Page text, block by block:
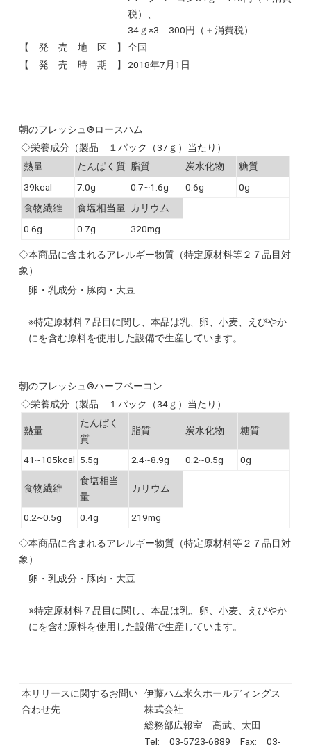
税）、
34ｇ×3 300円（＋消費税）
【 発 売 地 区 】
全国
【 発 売 時 期 】
2018年7月1日
朝のフレッシュ®ロースハム
◇栄養成分（製品 １パック（37ｇ）当たり）
熱量
たんぱく質 脂質 炭水化物
糖質
39kcal
7.0g 0.7~1.6g 0.6g
0g
食物繊維
食塩相当量 カリウム
0.6g
0.7g 320mg
◇本商品に含まれるアレルギー物質（特定原材料等２７品目対
象）
卵・乳成分・豚肉・大豆
※特定原材料７品目に関し、本品は乳、卵、小麦、えびやか
にを含む原料を使用した設備で生産しています。
朝のフレッシュ®ハーフベーコン
◇栄養成分（製品 １パック（34ｇ）当たり）
熱量
たんぱく
質
脂質 炭水化物 糖質
41~105kcal 5.5g 2.4~8.9g 0.2~0.5g 0g
食物繊維
食塩相当
量
カリウム
0.2~0.5g 0.4g 219mg
◇本商品に含まれるアレルギー物質（特定原材料等２７品目対
象）
卵・乳成分・豚肉・大豆
※特定原材料７品目に関し、本品は乳、卵、小麦、えびやか
にを含む原料を使用した設備で生産しています。
本リリースに関するお問い
合わせ先
伊藤ハム米久ホールディングス
株式会社
総務部広報室 高武、太田
Tel: 03-5723-6889 Fax: 03-